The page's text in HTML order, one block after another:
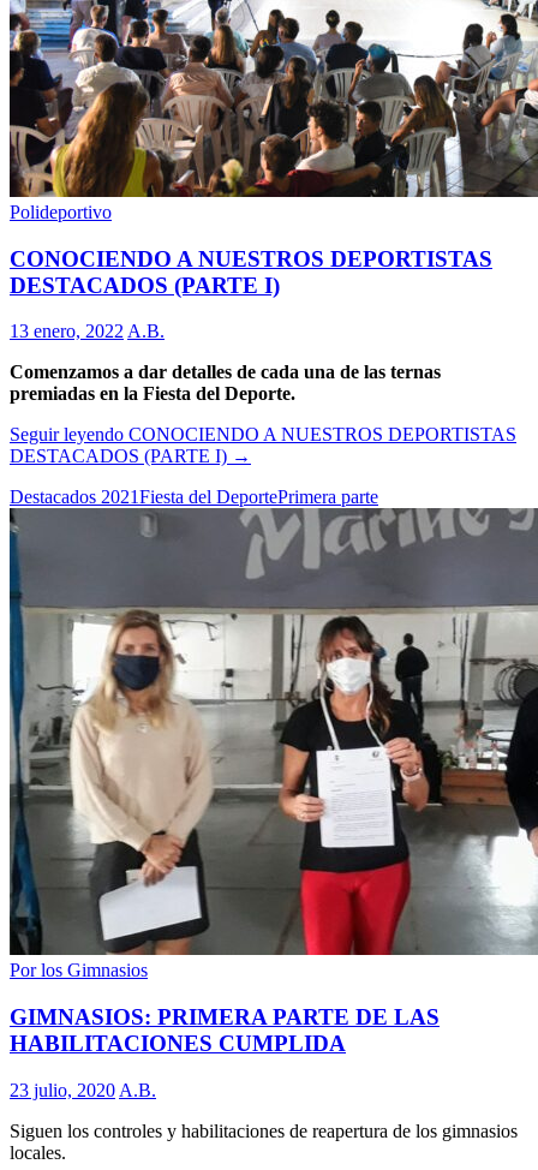
Polideportivo
CONOCIENDO A NUESTROS DEPORTISTAS
DESTACADOS (PARTE I)
13 enero, 2022 A.B.
Comenzamos a dar detalles de cada una de las ternas
premiadas en la Fiesta del Deporte.
Seguir leyendo CONOCIENDO A NUESTROS DEPORTISTAS
DESTACADOS (PARTE I) →
Destacados 2021Fiesta del DeportePrimera parte
Por los Gimnasios
GIMNASIOS: PRIMERA PARTE DE LAS
HABILITACIONES CUMPLIDA
23 julio, 2020 A.B.
Siguen los controles y habilitaciones de reapertura de los gimnasios
locales.